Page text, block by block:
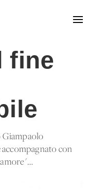
fine
Giampaolo
accompagnato con